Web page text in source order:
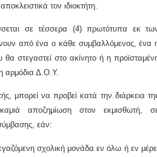
τον ιδιοκτήτη.
σε τέσσερα (4) πρωτότυπα εκ
από ένα ο κάθε συμβαλλόμενος, ένα
στεγαστεί στο ακίνητο ή η
αρμόδια Δ.Ο.Υ.
μπορεί να προβεί κατά την διάρκεια
αποζημίωση στον εκμισθωτή,
εάν:
σχολική μονάδα εν όλω ή εν